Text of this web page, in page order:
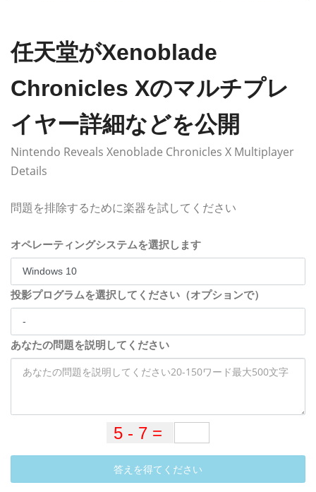
任天堂がXenoblade
Chronicles Xのマルチプレ
イヤー詳細などを公開
Nintendo Reveals Xenoblade Chronicles X Multiplayer
Details
問題を排除するために楽器を試してください
オペレーティングシステムを選択します
投影プログラムを選択してください（オプションで）
あなたの問題を説明してください
答えを得てください